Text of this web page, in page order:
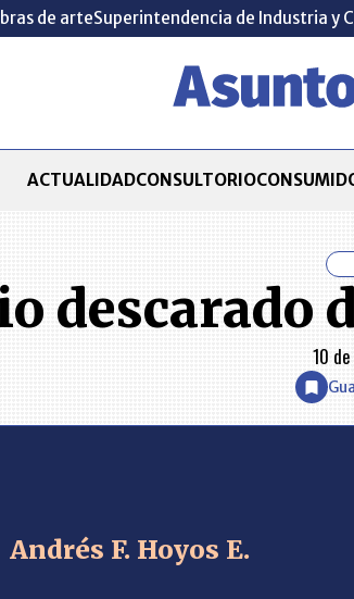
de arteSuperintendencia de Industria y
ACTUALIDADCONSULTORIO
descarado
10
Andrés F. Hoyos E.